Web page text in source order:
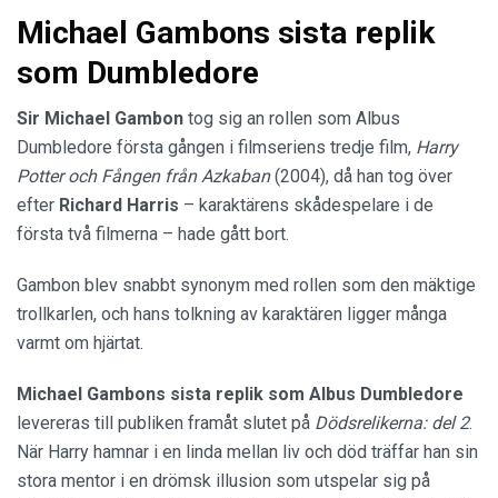
Michael Gambons sista replik
som Dumbledore
Sir Michael Gambon tog sig an rollen som Albus
Dumbledore första gången i filmseriens tredje film, Harry
Potter och Fången från Azkaban(2004), då han tog över
efter Richard Harris – karaktärens skådespelare i de
första två filmerna – hade gått bort.
Gambon blev snabbt synonym med rollen som den mäktige
trollkarlen, och hans tolkning av karaktären ligger många
varmt om hjärtat.
Michael Gambons sista replik som Albus Dumbledore
levereras till publiken framåt slutet på Dödsrelikerna: del 2.
När Harry hamnar i en linda mellan liv och död träffar han sin
stora mentor i en drömsk illusion som utspelar sig på